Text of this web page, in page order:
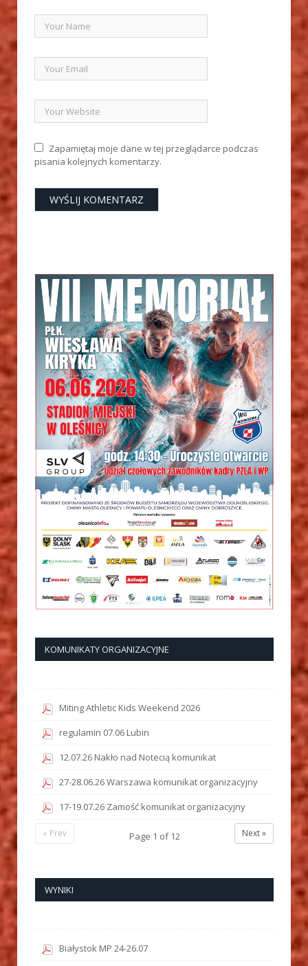
Zapamiętaj moje dane w tej przeglądarce podczas
pisania kolejnych komentarzy.
KOMUNIKATY ORGANIZACYJNE
Miting Athletic Kids Weekend 2026
regulamin 07.06 Lubin
12.07.26 Nakło nad Notecią komunikat
27-28.06.26 Warszawa komunikat organizacyjny
17-19.07.26 Zamość komunikat organizacyjny
Next »
Page 1 of12
« Prev
WYNIKI
Białystok MP 24-26.07